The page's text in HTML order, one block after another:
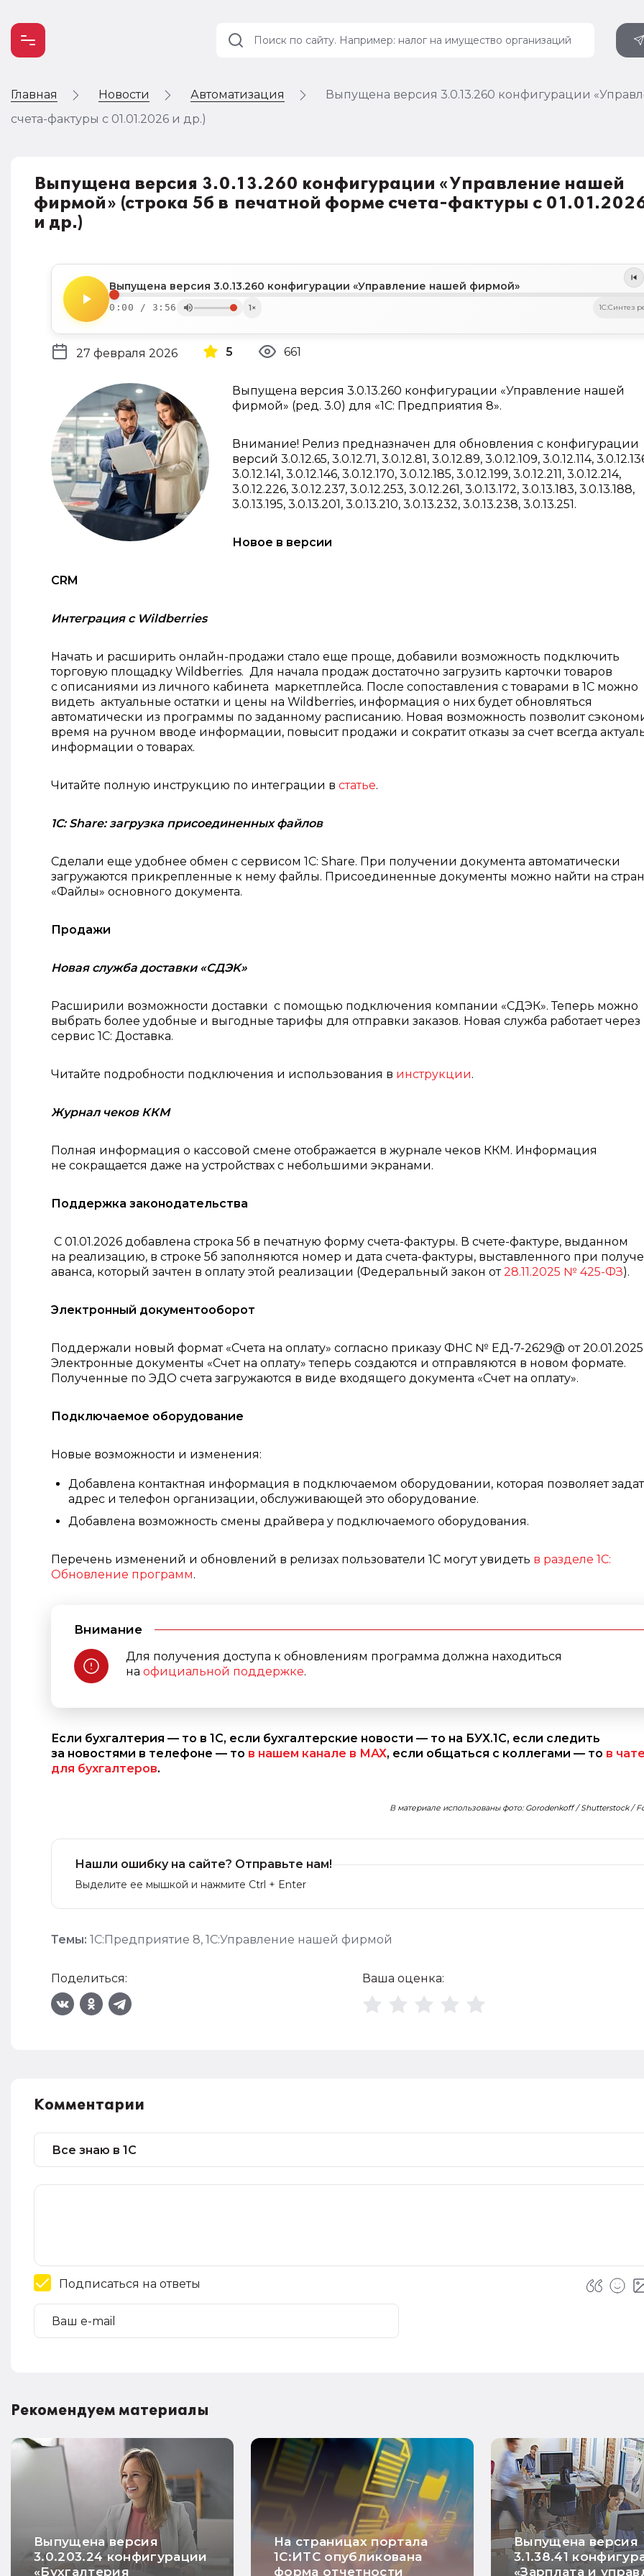
Главная Новости Автоматизация
Выпущена версия 3.0.13.260 конфигурации
счета-фактуры с 01.01.2026 и др.)
Выпущена версия 3.0.13.260 конфигурации «Управление нашей
фирмой» (строка 5б в печатной форме счета-фактуры с
и др.)
Выпущена версия 3.0.13.260 конфигурации «Управление нашей фирмой»
0:00 / 3:56 1× 1C:Синтез
27 февраля 2026 5 661
Выпущена версия 3.0.13.260 конфигурации «Управление нашей
фирмой» (ред. 3.0) для «1С: Предприятия 8».
Внимание! Релиз предназначен для обновления с конфигурации
версий 3.0.12.65, 3.0.12.71, 3.0.12.81, 3.0.12.89, 3.0.12.109, 3.0.12.114,
3.0.12.141, 3.0.12.146, 3.0.12.170, 3.0.12.185, 3.0.12.199, 3.0.12.211, 3.0.12.214,
3.0.12.226, 3.0.12.237, 3.0.12.253, 3.0.12.261, 3.0.13.172, 3.0.13.183, 3.0.13.188,
3.0.13.195, 3.0.13.201, 3.0.13.210, 3.0.13.232, 3.0.13.238, 3.0.13.251.
Новое в версии
CRM
Интеграция с Wildberries
Начать и расширить онлайн-продажи стало еще проще, добавили возможность подключить
торговую площадку Wildberries. Для начала продаж достаточно загрузить карточки товаров
с описаниями из личного кабинета маркетплейса. После сопоставления с товарами в 1С можно
видеть актуальные остатки и цены на Wildberries, информация о них будет обновляться
автоматически из программы по заданному расписанию. Новая возможность позволит
время на ручном вводе информации, повысит продажи и сократит отказы за счет всегда
информации о товарах.
Читайте полную инструкцию по интеграции в статье.
1C: Share: загрузка присоединенных файлов
Сделали еще удобнее обмен с сервисом 1С: Share. При получении документа автоматически
загружаются прикрепленные к нему файлы. Присоединенные документы можно найти на
«Файлы» основного документа.
Продажи
Новая служба доставки «СДЭK»
Расширили возможности доставки с помощью подключения компании «СДЭК». Теперь можно
выбрать более удобные и выгодные тарифы для отправки заказов. Новая служба работает через
сервис 1С: Доставка.
Читайте подробности подключения и использования в инструкции.
Журнал чеков ККМ
Полная информация о кассовой смене отображается в журнале чеков ККМ. Информация
не сокращается даже на устройствах с небольшими экранами.
Поддержка законодательства
С 01.01.2026 добавлена строка 5б в печатную форму счета-фактуры. В счете-фактуре, выданном
на реализацию, в строке 5б заполняются номер и дата счета-фактуры, выставленного при
аванса, который зачтен в оплату этой реализации (Федеральный закон от28.11.2025 № 425-ФЗ).
Электронный документооборот
Поддержали новый формат «Счета на оплату» согласно приказу ФНС № ЕД-7-2629@ от 20.01.2025
Электронные документы «Счет на оплату» теперь создаются и отправляются в новом формате.
Полученные по ЭДО счета загружаются в виде входящего документа «Счет на оплату».
Подключаемое оборудование
Новые возможности и изменения:
Добавлена контактная информация в подключаемом оборудовании, которая позволяет
адрес и телефон организации, обслуживающей это оборудование.
Добавлена возможность смены драйвера у подключаемого оборудования.
Перечень изменений и обновлений в релизах пользователи 1С могут увидеть в разделе 1С:
Обновление программ.
Внимание
Для получения доступа к обновлениям программа должна находиться
на официальной поддержке.
Если бухгалтерия — то в 1С, если бухгалтерские новости — то на БУХ.1С, если следить
за новостями в телефоне — то в нашем канале в МАХ, если общаться с коллегами — то в чате
для бухгалтеров.
В материале использованы фото: Gorodenkoff / Shutterstock /
Нашли ошибку на сайте? Отправьте нам!
Выделите ее мышкой и нажмите Ctrl + Enter
Темы: 1С:Предприятие 8, 1С:Управление нашей фирмой
Поделиться: Ваша оценка:
Комментарии
Подписаться на ответы
Рекомендуем материалы
Выпущена версия
3.0.203.24 конфигурации
«Бухгалтерия
На страницах портала
1С:ИТС опубликована
форма отчетности
Выпущена версия
3.1.38.41
«Зарплата и
Учет и
налогообложение